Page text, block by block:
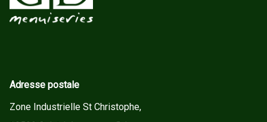
Adresse postale
Zone Industrielle St Christophe,